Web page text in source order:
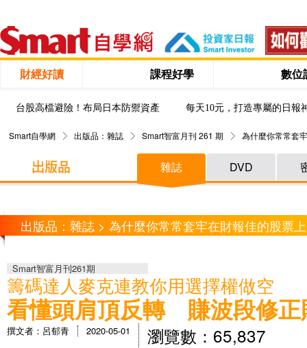
財經好讀 課程好學 數位
台股高檔避險！布局日本防禦資產 每天10元，打造專屬的日報
Smart自學網 出版品：雜誌 Smart智富月刊 261 期 為什麼你常常套
雜誌 DVD
出版品：雜誌 > 為什麼你常常套牢在財報佳的股票
Smart智富月刊261期
籌碼達人麥克連教你用選擇權做空
看懂頭肩頂反轉 賺波段修正
撰文者：呂郁青 2020-05-01 瀏覽數：65,837